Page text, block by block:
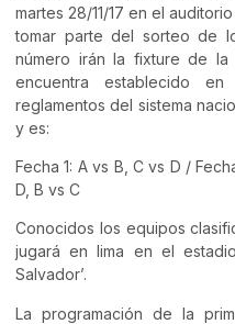
martes 28/11/17 en el
tomar parte del sorteo de
número irán la fixture de
encuentra establecido
reglamentos del sistema
y es:
Fecha 1: A vs B, C vs D /
D, B vs C
Conocidos los equipos
jugará en lima en el
Salvador’.
La programación de la